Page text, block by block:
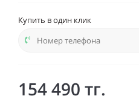
Купить в один клик
154 490 тг.